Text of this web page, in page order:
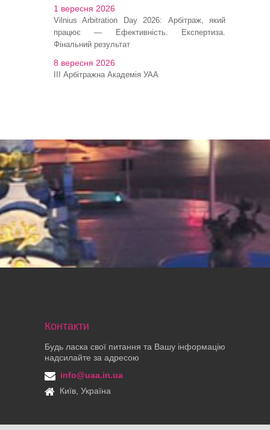
1 вересня 2026
Vilnius Arbitration Day 2026: Арбітраж, який
працює — Ефективність. Експертиза.
Фінальний результат
8 вересня 2026
ІІІ Арбітражна Академія УАА
Контакти
Будь ласка свої питання та Вашу інформацію
надсилайте за адресою
info@uaa.in.ua
Київ, Україна